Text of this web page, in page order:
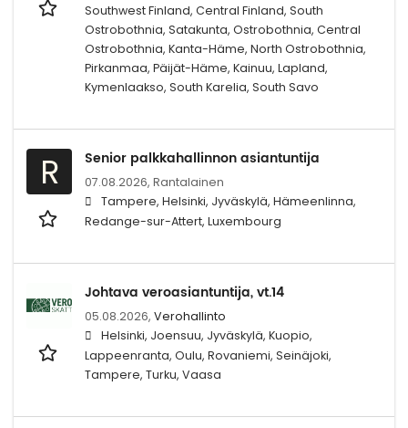
Southwest Finland, Central Finland, South
Ostrobothnia, Satakunta, Ostrobothnia, Central
Ostrobothnia, Kanta-Häme, North Ostrobothnia,
Pirkanmaa, Päijät-Häme, Kainuu, Lapland,
Kymenlaakso, South Karelia, South Savo
R Senior palkkahallinnon asiantuntija
07.08.2026, Rantalainen
Tampere, Helsinki, Jyväskylä, Hämeenlinna,
Redange-sur-Attert, Luxembourg
Johtava veroasiantuntija, vt.14
05.08.2026, Verohallinto
Helsinki, Joensuu, Jyväskylä, Kuopio,
Lappeenranta, Oulu, Rovaniemi, Seinäjoki,
Tampere, Turku, Vaasa